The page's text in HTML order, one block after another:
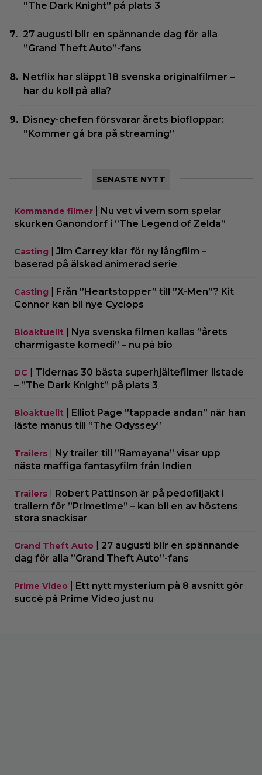
”The Dark Knight” på plats 3
27 augusti blir en spännande dag för alla
”Grand Theft Auto”-fans
Netflix har släppt 18 svenska originalfilmer –
har du koll på alla?
Disney-chefen försvarar årets biofloppar:
”Kommer gå bra på streaming”
SENASTE NYTT
Kommande filmer
Nu vet vi vem som spelar
skurken Ganondorf i ”The Legend of Zelda”
Casting
Jim Carrey klar för ny långfilm –
baserad på älskad animerad serie
Casting
Från ”Heartstopper” till ”X-Men”? Kit
Connor kan bli nye Cyclops
Bioaktuellt
Nya svenska filmen kallas ”årets
charmigaste komedi” – nu på bio
DC
Tidernas 30 bästa superhjältefilmer listade
– ”The Dark Knight” på plats 3
Bioaktuellt
Elliot Page ”tappade andan” när han
läste manus till ”The Odyssey”
Trailers
Ny trailer till ”Ramayana” visar upp
nästa maffiga fantasyfilm från Indien
Trailers
Robert Pattinson är på pedofiljakt i
trailern för ”Primetime” – kan bli en av höstens
stora snackisar
Grand Theft Auto
27 augusti blir en spännande
dag för alla ”Grand Theft Auto”-fans
Prime Video
Ett nytt mysterium på 8 avsnitt gör
succé på Prime Video just nu